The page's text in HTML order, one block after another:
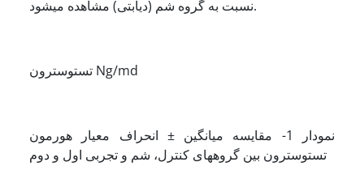
نسبت به گروه شم (دیابتی) مشاهده می­شود.
تستوسترون Ng/md
نمودار 1- مقایسه میانگین ± انحراف معیار هورمون
تستوسترون بین گروه­های کنترل، شم و تجربی اول و دوم